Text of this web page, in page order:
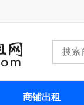
商铺出租